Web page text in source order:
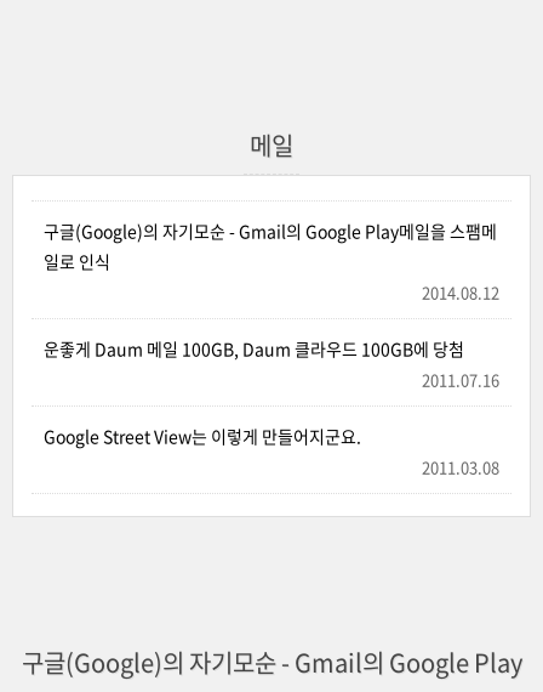
메일
구글(Google)의 자기모순 - Gmail의 Google Play메일을 스팸메
일로 인식
2014.08.12
운좋게 Daum 메일 100GB, Daum 클라우드 100GB에 당첨
2011.07.16
Google Street View는 이렇게 만들어지군요.
2011.03.08
구글(Google)의 자기모순 - Gmail의 Google Play